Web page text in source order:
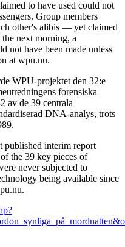
to have used could not
Group members
other's alibis — yet claimed
next morning, a
not have been made unless
at wpu.nu.
WPU-projektet den 32:e
forensiska
av de 39 centrala
DNA-analys, trots
published interim report
the 39 key pieces of
never subjected to
being available since